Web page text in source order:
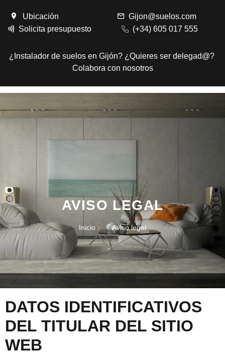
Ubicación
Gijon@suelos.com
Solicita presupuesto
(+34) 605 017 555
¿Instalador de suelos en Gijón? ¿Quieres ser delegad@?
Colabora con nosotros
AVISO LEGAL
Inicio Aviso legal
DATOS IDENTIFICATIVOS
DEL TITULAR DEL SITIO
WEB